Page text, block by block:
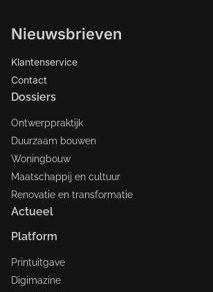
Nieuwsbrieven
Klantenservice
Contact
Dossiers
Ontwerppraktijk
Duurzaam bouwen
Woningbouw
Maatschappij en cultuur
Renovatie en transformatie
Actueel
Platform
Printuitgave
Digimazine